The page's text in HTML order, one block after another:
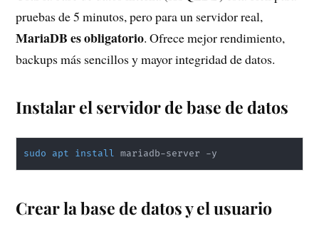
pruebas de 5 minutos, pero para un servidor real,
MariaDB es obligatorio. Ofrece mejor rendimiento,
backups más sencillos y mayor integridad de datos.
Instalar el servidor de base de datos
sudo apt install mariadb-server -y
Crear la base de datos y el usuario